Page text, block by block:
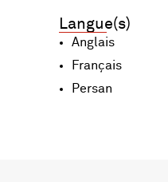
Langue(s)
Anglais
Français
Persan